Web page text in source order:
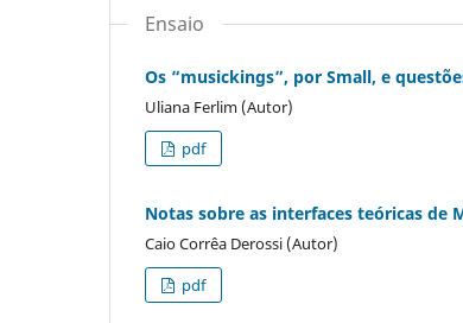
Ensaio
Os “musickings”, por Small, e
Uliana Ferlim (Autor)
pdf
Notas sobre as interfaces teóricas de
Caio Corrêa Derossi (Autor)
pdf